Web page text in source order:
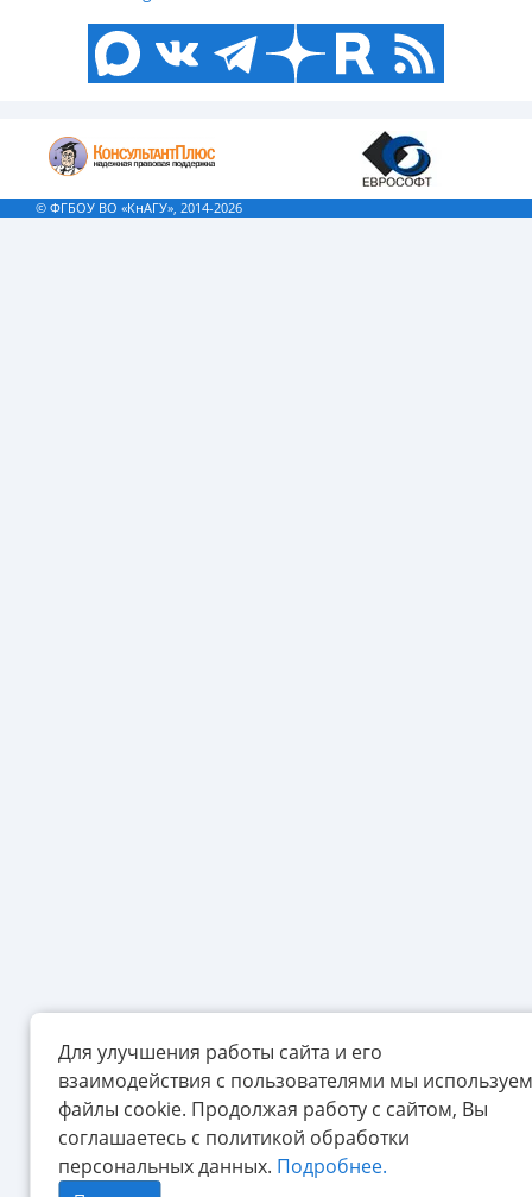
Для улучшения работы сайта и его
взаимодействия с пользователями мы используем
файлы cookie. Продолжая работу с сайтом, Вы
соглашаетесь с политикой обработки
персональных данных. Подробнее.
© ФГБОУ ВО «КнАГУ», 2014-2026